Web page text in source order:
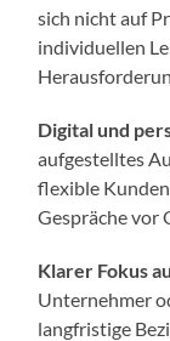
sich nicht auf
individuellen
Digital und
aufgestelltes
flexible
Gespräche vor
Klarer Fokus
Unternehmer
langfristige